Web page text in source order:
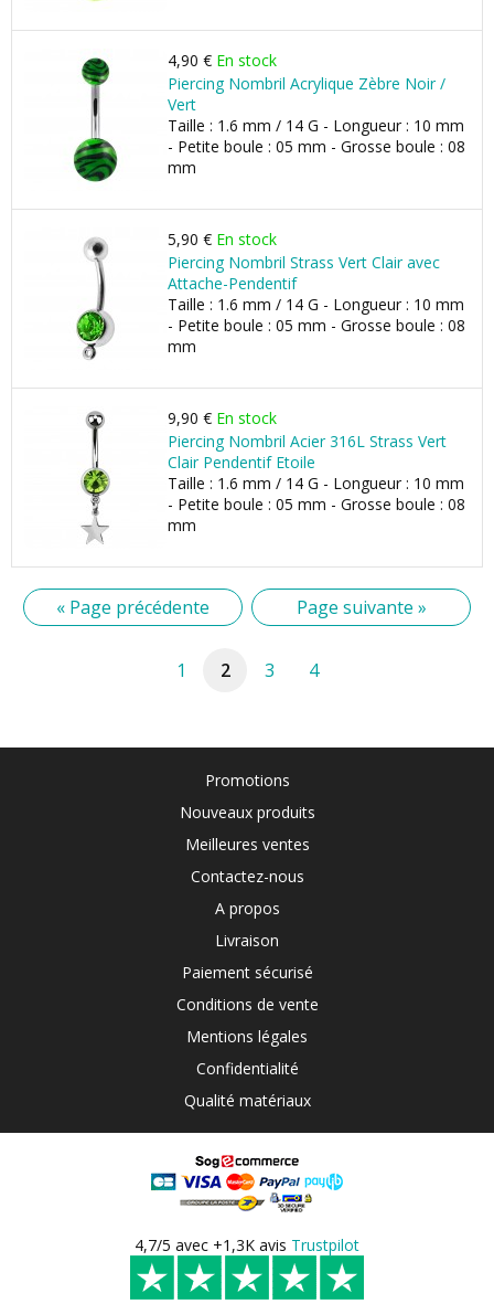
4,90 € En stock
Piercing Nombril Acrylique Zèbre Noir /
Vert
Taille : 1.6 mm / 14 G - Longueur : 10 mm
- Petite boule : 05 mm - Grosse boule : 08
mm
5,90 € En stock
Piercing Nombril Strass Vert Clair avec
Attache-Pendentif
Taille : 1.6 mm / 14 G - Longueur : 10 mm
- Petite boule : 05 mm - Grosse boule : 08
mm
9,90 € En stock
Piercing Nombril Acier 316L Strass Vert
Clair Pendentif Etoile
Taille : 1.6 mm / 14 G - Longueur : 10 mm
- Petite boule : 05 mm - Grosse boule : 08
mm
« Page précédente Page suivante »
1 2 3 4
Promotions
Nouveaux produits
Meilleures ventes
Contactez-nous
A propos
Livraison
Paiement sécurisé
Conditions de vente
Mentions légales
Confidentialité
Qualité matériaux
4,7/5 avec +1,3K avis Trustpilot